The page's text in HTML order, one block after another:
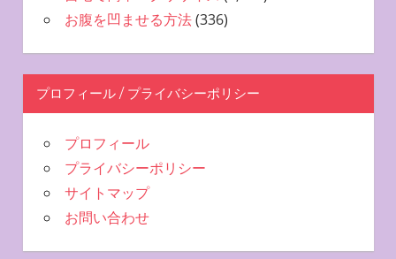
お腹を凹ませる方法(336)
プロフィール / プライバシーポリシー
プロフィール
プライバシーポリシー
サイトマップ
お問い合わせ